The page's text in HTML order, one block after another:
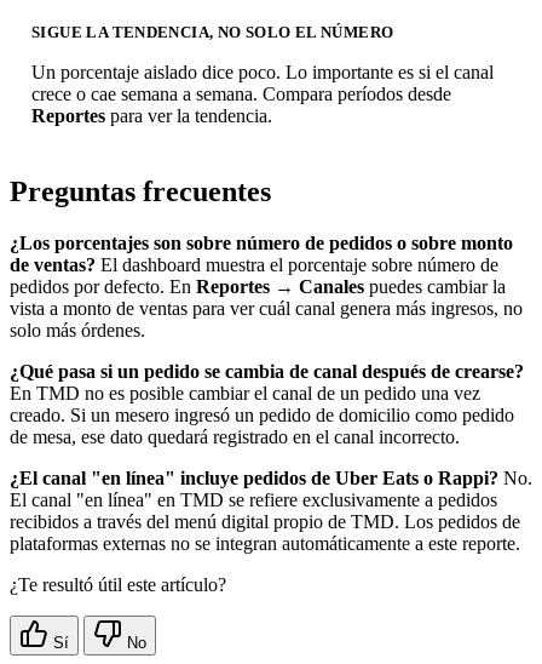
SIGUE LA TENDENCIA, NO SOLO EL NÚMERO
Un porcentaje aislado dice poco. Lo importante es si el canal
crece o cae semana a semana. Compara períodos desde
Reportes para ver la tendencia.
Preguntas frecuentes
¿Los porcentajes son sobre número de pedidos o sobre monto
de ventas? El dashboard muestra el porcentaje sobre número de
pedidos por defecto. En Reportes → Canales puedes cambiar la
vista a monto de ventas para ver cuál canal genera más ingresos, no
solo más órdenes.
¿Qué pasa si un pedido se cambia de canal después de crearse?
En TMD no es posible cambiar el canal de un pedido una vez
creado. Si un mesero ingresó un pedido de domicilio como pedido
de mesa, ese dato quedará registrado en el canal incorrecto.
¿El canal "en línea" incluye pedidos de Uber Eats o Rappi? No.
El canal "en línea" en TMD se refiere exclusivamente a pedidos
recibidos a través del menú digital propio de TMD. Los pedidos de
plataformas externas no se integran automáticamente a este reporte.
¿Te resultó útil este artículo?
Sí No